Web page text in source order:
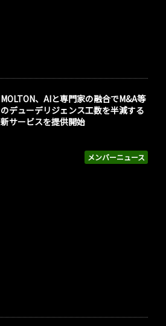
メンバーニュース
MOLTON、AIと専門家の融合でM&A等
のデューデリジェンス工数を半減する
新サービスを提供開始